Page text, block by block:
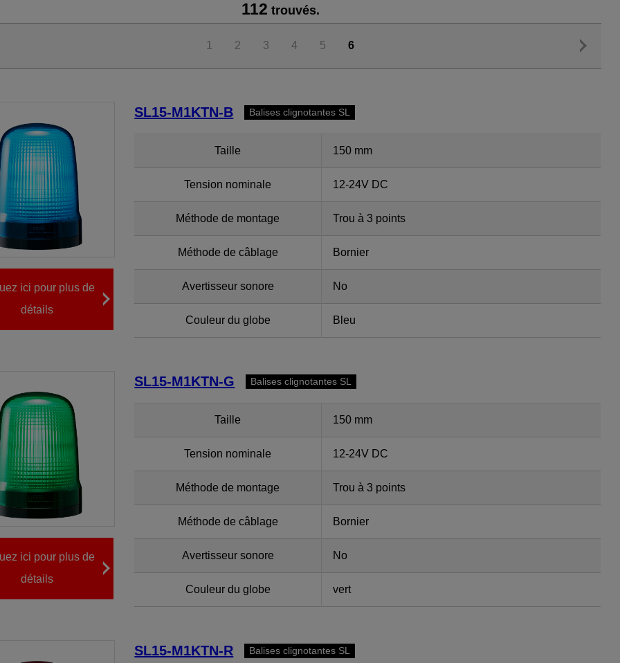
112 trouvés.
1 2 3 4 5 6
ici pour plus de
détails
SL15-M1KTN-B Balises clignotantes SL
Taille 150 mm
Tension nominale 12-24V DC
Méthode de montage Trou à 3 points
Méthode de câblage Bornier
Avertisseur sonore No
Couleur du globe Bleu
ici pour plus de
détails
SL15-M1KTN-G Balises clignotantes SL
Taille 150 mm
Tension nominale 12-24V DC
Méthode de montage Trou à 3 points
Méthode de câblage Bornier
Avertisseur sonore No
Couleur du globe vert
SL15-M1KTN-R Balises clignotantes SL